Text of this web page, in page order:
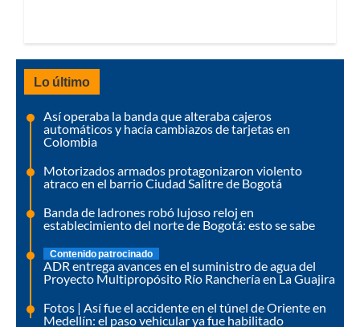
Lo último
Así operaba la banda que alteraba cajeros
automáticos y hacía cambiazos de tarjetas en
Colombia
Motorizados armados protagonizaron violento
atraco en el barrio Ciudad Salitre de Bogotá
Banda de ladrones robó lujoso reloj en
establecimiento del norte de Bogotá: esto se sabe
Contenido patrocinado
ADR entrega avances en el suministro de agua del
Proyecto Multipropósito Río Ranchería en La Guajira
Fotos | Así fue el accidente en el túnel de Oriente en
Medellín: el paso vehicular ya fue habilitado